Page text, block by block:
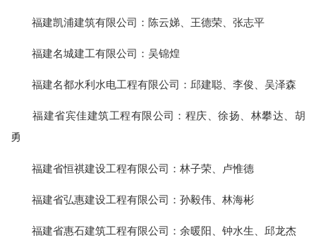
福建凯浦建筑有限公司：陈云娣、王德荣、张志平
福建名城建工有限公司：吴锦煌
福建名都水利水电工程有限公司：邱建聪、李俊、吴泽森
福建省宾佳建筑工程有限公司：程庆、徐扬、林攀达、胡
勇
福建省恒祺建设工程有限公司：林子荣、卢惟德
福建省弘惠建设工程有限公司：孙毅伟、林海彬
福建省惠石建筑工程有限公司：余暖阳、钟水生、邱龙杰